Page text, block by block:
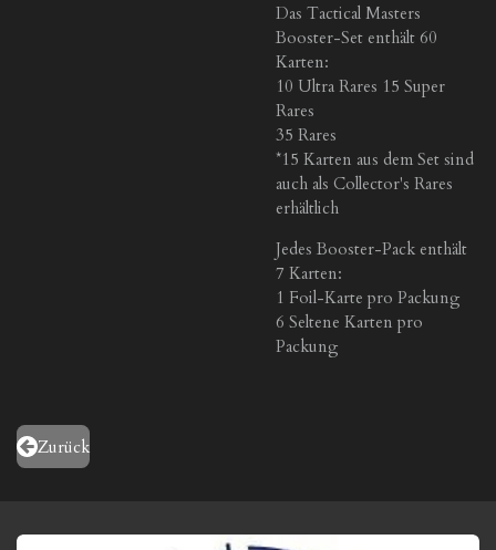
Das Tactical Masters
Booster-Set enthält 60
Karten:
10 Ultra Rares 15 Super
Rares
35 Rares
*15 Karten aus dem Set sind
auch als Collector's Rares
erhältlich
Jedes Booster-Pack enthält
7 Karten:
1 Foil-Karte pro Packung
6 Seltene Karten pro
Packung
Zurück